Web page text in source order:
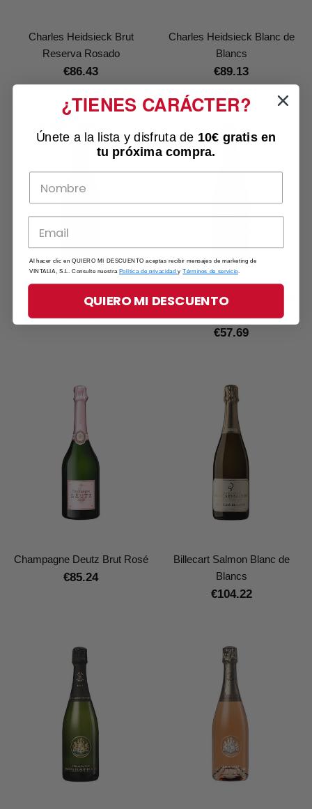
Charles Heidsieck Brut
Reserva Rosado
€86.43
Charles Heidsieck Blanc de
Blancs
€89.13
André Heucq Millésime
€58.52
André Heucq Héritage Blanc
€57.69
Champagne Deutz Brut Rosé
€85.24
Billecart Salmon Blanc de
Blancs
€104.22
¿TIENES CARÁCTER?
Únete a la lista y disfruta de 10€ gratis en
tu próxima compra.
Al hacer clic en QUIERO MI DESCUENTO aceptas recibir mensajes de marketing de
VINTALIA, S.L. Consulte nuestra Política de privacidadyTérminos de servicio
QUIERO MI DESCUENTO